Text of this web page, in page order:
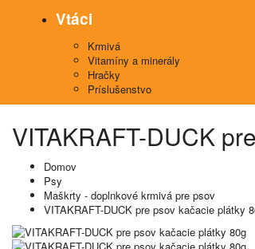
Vtáci
Krmivá
Vitamíny a minerály
Hračky
Príslušenstvo
VITAKRAFT-DUCK
Domov
Psy
Maškrty - doplnkové krmivá pre psov
VITAKRAFT-DUCK pre psov kačacie plátky